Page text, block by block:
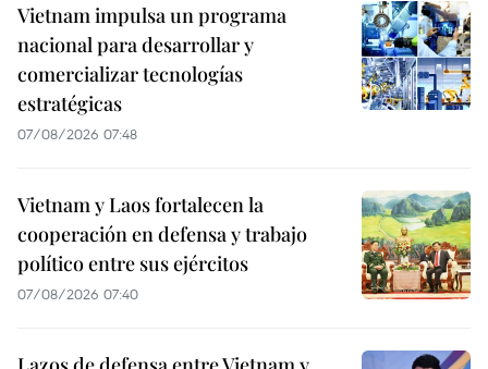
Vietnam impulsa un programa
nacional para desarrollar y
comercializar tecnologías
estratégicas
07/08/2026 07:48
Vietnam y Laos fortalecen la
cooperación en defensa y trabajo
político entre sus ejércitos
07/08/2026 07:40